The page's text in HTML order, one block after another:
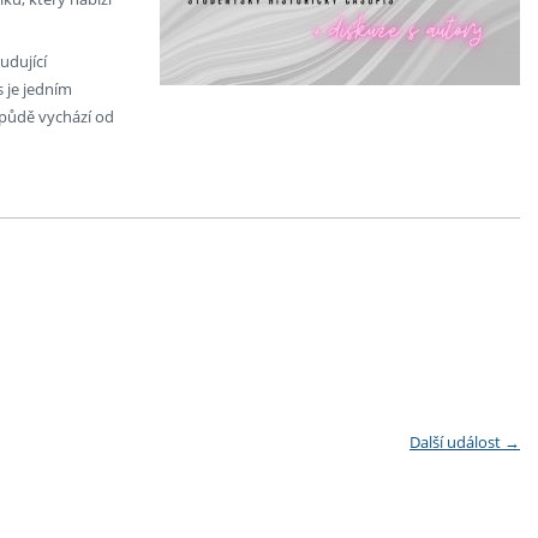
je jedním
vychází od
Další událost →